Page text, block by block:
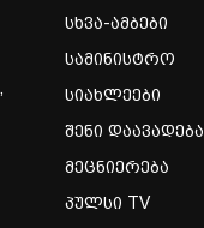
სხვა-ამბები
სამინისტრო
სიახლეები
შენი დაავადება
მეცნიერება
პულსი TV